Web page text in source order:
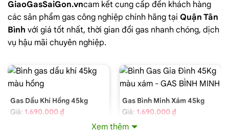
GiaoGasSaiGon.vncam kết cung cấp đến khách hàng
các sản phẩm gas công nghiệp chính hãng tại Quận Tân
Bình với giá tốt nhất, thời gian đổi gas nhanh chóng, dịch
vụ hậu mãi chuyên nghiệp.
Gas Dầu Khí Hồng 45kg
Giá: 1.690.000 ₫
Gas Bình Minh Xám 45kg
Giá: 1.690.000 ₫
Xem thêm